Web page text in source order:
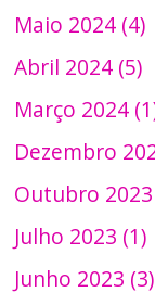
Maio 2024 (4)
Abril 2024 (5)
Março 2024
Dezembro
Outubro 2023
Julho 2023 (1)
Junho 2023 (3)